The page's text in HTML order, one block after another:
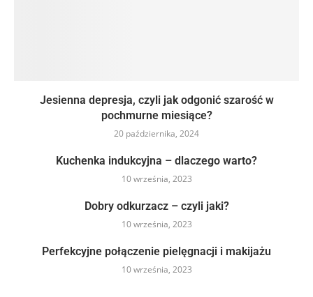
Jesienna depresja, czyli jak odgonić szarość w
pochmurne miesiące?
20 października, 2024
Kuchenka indukcyjna – dlaczego warto?
10 września, 2023
Dobry odkurzacz – czyli jaki?
10 września, 2023
Perfekcyjne połączenie pielęgnacji i makijażu
10 września, 2023